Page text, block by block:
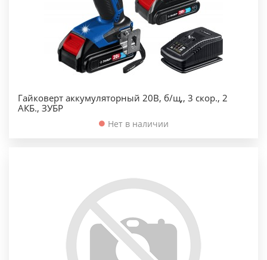
Гайковерт аккумуляторный 20В, б/щ,, 3 скор., 2
АКБ., ЗУБР
Нет в наличии